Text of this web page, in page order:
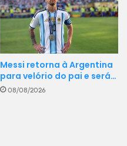
Messi retorna à Argentina
para velório do pai e será…
08/08/2026